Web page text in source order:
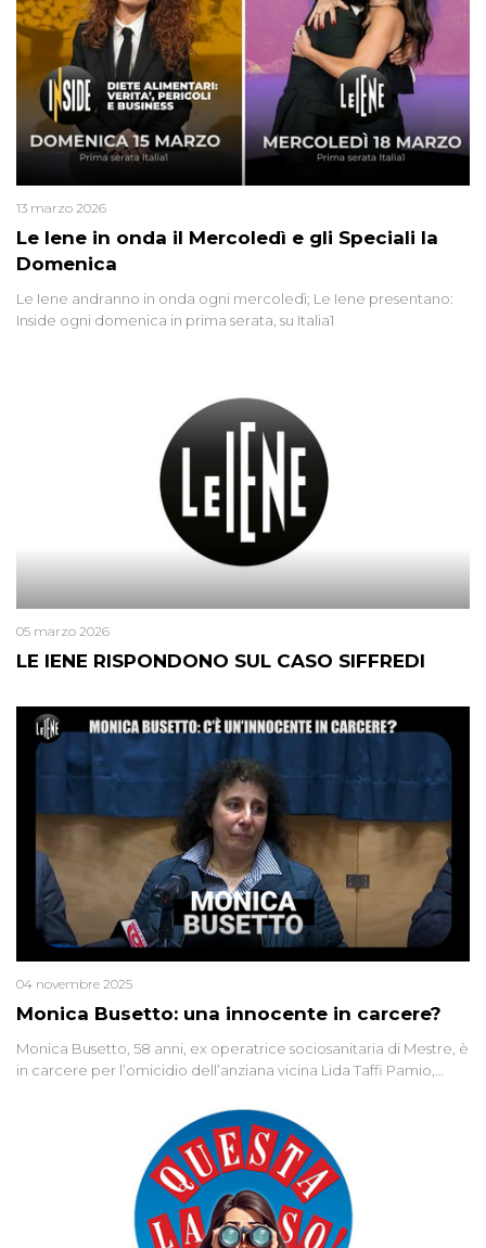
Le Iene in onda il Mercoledì e gli Speciali la
Domenica
13 marzo 2026
Le Iene andranno in onda ogni mercoledì; Le Iene presentano:
Inside ogni domenica in prima serata, su Italia1
LE IENE RISPONDONO SUL CASO SIFFREDI
05 marzo 2026
Monica Busetto: una innocente in carcere?
04 novembre 2025
Monica Busetto, 58 anni, ex operatrice sociosanitaria di Mestre, è
in carcere per l’omicidio dell’anziana vicina Lida Taffi Pamio,
minuscola su una collanina, Monica si proclama innocente. Nel
2015 un’altra donna confessa lo stesso delitto, poi ritratta. Due
colpevoli per un solo omicidio: errore giudiziario o giustizia